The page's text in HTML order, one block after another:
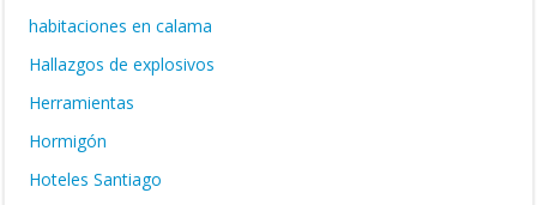
habitaciones en calama
Hallazgos de explosivos
Herramientas
Hormigón
Hoteles Santiago